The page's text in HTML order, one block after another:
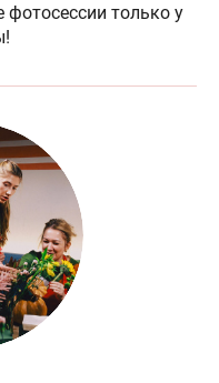
только у